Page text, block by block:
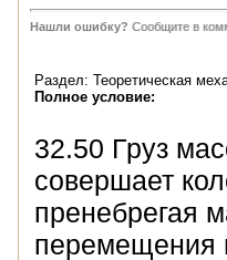
Нашли ошибку? Сообщите в
Раздел: Теоретическая
Полное условие:
32.50 Груз
совершает
пренебрегая
перемещения